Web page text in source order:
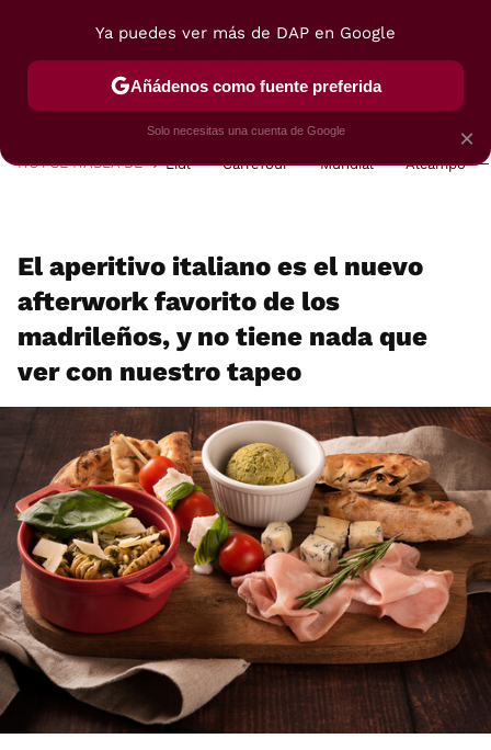
POSTRES VIAJES SELECCIÓN VEGUI
HOY SE HABLA DE Lidl Carrefour Mundial Alcampo
El aperitivo italiano es el nuevo
afterwork favorito de los
madrileños, y no tiene nada que
ver con nuestro tapeo
×
Ya puedes ver más de DAP en Google
Añádenos como fuente preferida
Solo necesitas una cuenta de Google